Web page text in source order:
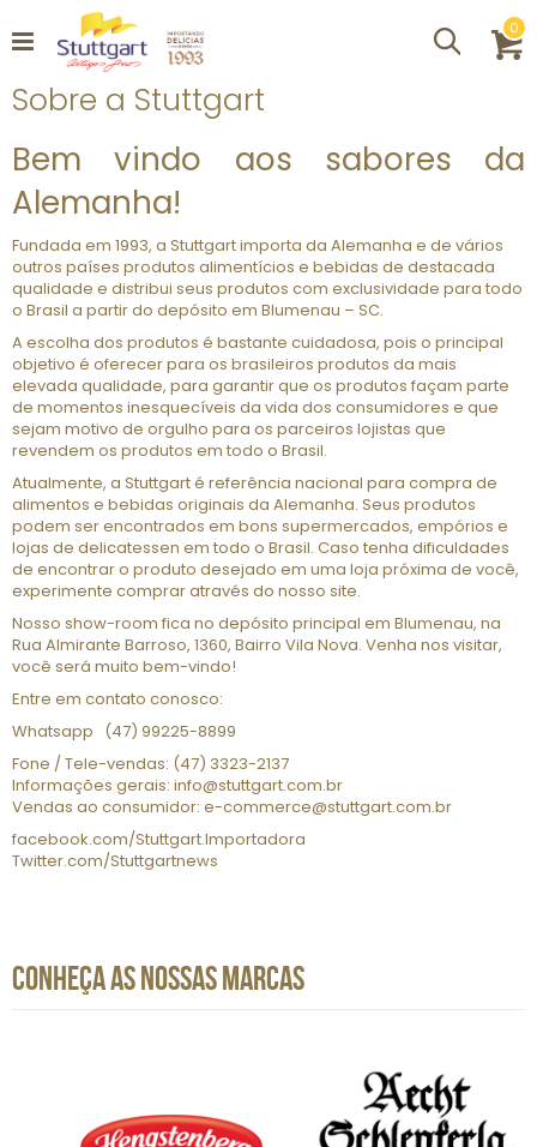
Procurar
0
Sobre a Stuttgart
Bem vindo aos sabores da
Alemanha!
Fundada em 1993, a Stuttgart importa da Alemanha e de vários
outros países produtos alimentícios e bebidas de destacada
qualidade e distribui seus produtos com exclusividade para todo
o Brasil a partir do depósito em Blumenau – SC.
A escolha dos produtos é bastante cuidadosa, pois o principal
objetivo é oferecer para os brasileiros produtos da mais
elevada qualidade, para garantir que os produtos façam parte
de momentos inesquecíveis da vida dos consumidores e que
sejam motivo de orgulho para os parceiros lojistas que
revendem os produtos em todo o Brasil.
Atualmente, a Stuttgart é referência nacional para compra de
alimentos e bebidas originais da Alemanha. Seus produtos
podem ser encontrados em bons supermercados, empórios e
lojas de delicatessen em todo o Brasil. Caso tenha dificuldades
de encontrar o produto desejado em uma loja próxima de você,
experimente comprar através do nosso site.
Nosso show-room fica no depósito principal em Blumenau, na
Rua Almirante Barroso, 1360, Bairro Vila Nova. Venha nos visitar,
você será muito bem-vindo!
Entre em contato conosco:
Whatsapp (47) 99225-8899
Fone / Tele-vendas: (47) 3323-2137
Informações gerais: info@stuttgart.com.br
Vendas ao consumidor: e-commerce@stuttgart.com.br
facebook.com/Stuttgart.Importadora
Twitter.com/Stuttgartnews
CONHEÇA AS NOSSAS MARCAS